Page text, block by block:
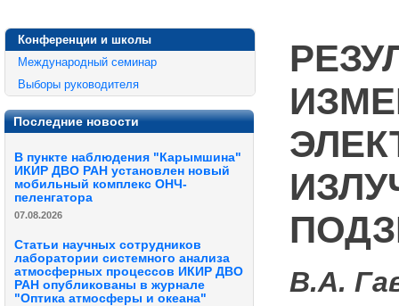
Конференции и школы
Международный семинар
Выборы руководителя
Последние новости
В пункте наблюдения "Карымшина"
ИКИР ДВО РАН установлен новый
мобильный комплекс ОНЧ-
пеленгатора
07.08.2026
Статьи научных сотрудников
лаборатории системного анализа
атмосферных процессов ИКИР ДВО
РАН опубликованы в журнале
"Оптика атмосферы и океана"
В.А.